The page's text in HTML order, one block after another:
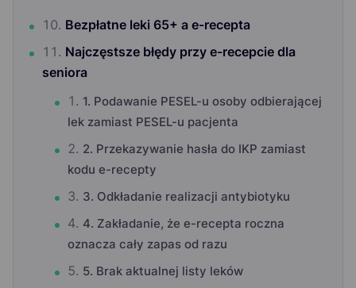
Bezpłatne leki 65+ a e-recepta
Najczęstsze błędy przy e-recepcie dla
seniora
1. Podawanie PESEL-u osoby odbierającej
lek zamiast PESEL-u pacjenta
2. Przekazywanie hasła do IKP zamiast
kodu e-recepty
3. Odkładanie realizacji antybiotyku
4. Zakładanie, że e-recepta roczna
oznacza cały zapas od razu
5. Brak aktualnej listy leków